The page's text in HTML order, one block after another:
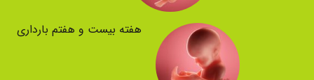
هفته بیست و هفتم بارداری